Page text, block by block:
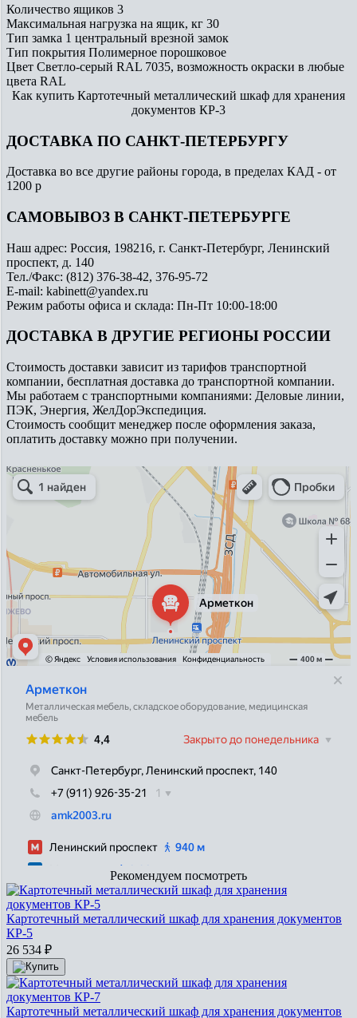
Количество ящиков 3
Максимальная нагрузка на ящик, кг 30
Тип замка 1 центральный врезной замок
Тип покрытия Полимерное порошковое
Цвет Светло-серый RAL 7035, возможность окраски в любые
цвета RAL
Как купить Картотечный металлический шкаф для хранения
документов КР-3
ДОСТАВКА ПО САНКТ-ПЕТЕРБУРГУ
Доставка во все другие районы города, в пределах КАД - от
1200 р
САМОВЫВОЗ В САНКТ-ПЕТЕРБУРГЕ
Наш адрес: Россия, 198216, г. Санкт-Петербург, Ленинский
проспект, д. 140
Тел./Факс: (812) 376-38-42, 376-95-72
E-mail: kabinett@yandex.ru
Режим работы офиса и склада: Пн-Пт 10:00-18:00
ДОСТАВКА В ДРУГИЕ РЕГИОНЫ РОССИИ
Стоимость доставки зависит из тарифов транспортной
компании, бесплатная доставка до транспортной компании.
Мы работаем с транспортными компаниями: Деловые линии,
ПЭК, Энергия, ЖелДорЭкспедиция.
Стоимость сообщит менеджер после оформления заказа,
оплатить доставку можно при получении.
Арметкон
Металлическая мебель в Санкт‑Петербурге
Торговое оборудование в Санкт‑Петербурге
Рекомендуем посмотреть
Картотечный металлический шкаф для хранения документов
КР-5
26 534 ₽
Картотечный металлический шкаф для хранения документов